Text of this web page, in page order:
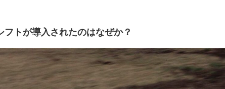
フトが導入されたのはなぜか？